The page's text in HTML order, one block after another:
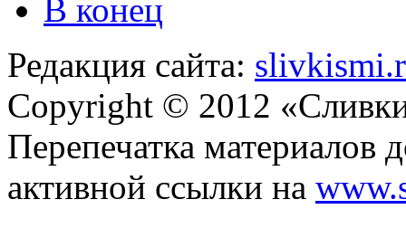
В конец
Редакция сайта:
Copyright © 2012
Перепечатка материалов
активной ссылки на